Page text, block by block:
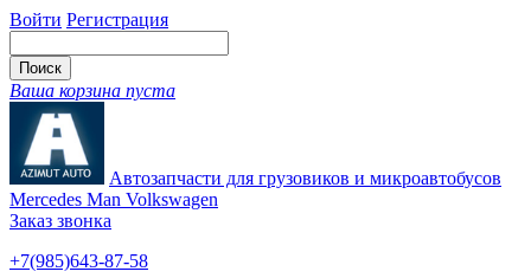
Войти Регистрация
Ваша корзина пуста
Автозапчасти для грузовиков и микроавтобусов
Mercedes Man Volkswagen
Заказ звонка
+7(985)643-87-58